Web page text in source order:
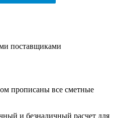
поставщиками
прописаны все сметные
и безналичный расчет для